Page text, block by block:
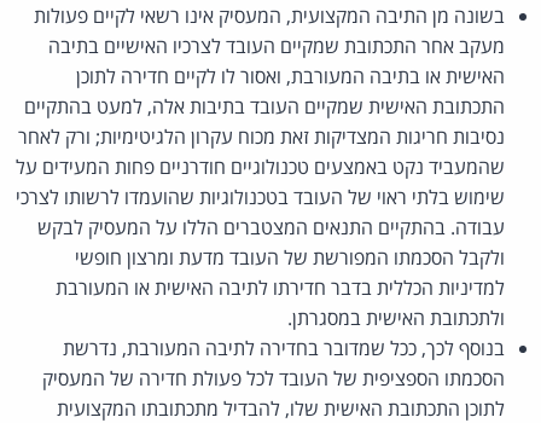
בשונה מן התיבה המקצועית, המעסיק אינו רשאי לקיים פעולות
מעקב אחר התכתובת שמקיים העובד לצרכיו האישיים בתיבה
האישית או בתיבה המעורבת, ואסור לו לקיים חדירה לתוכן
התכתובת האישית שמקיים העובד בתיבות אלה, למעט בהתקיים
נסיבות חריגות המצדיקות זאת מכוח עקרון הלגיטימיות; ורק לאחר
שהמעביד נקט באמצעים טכנולוגיים חודרניים פחות המעידים על
שימוש בלתי ראוי של העובד בטכנולוגיות שהועמדו לרשותו לצרכי
עבודה. בהתקיים התנאים המצטברים הללו על המעסיק לבקש
ולקבל הסכמתו המפורשת של העובד מדעת ומרצון חופשי
למדיניות הכללית בדבר חדירתו לתיבה האישית או המעורבת
ולתכתובת האישית במסגרתן.
בנוסף לכך, ככל שמדובר בחדירה לתיבה המעורבת, נדרשת
הסכמתו הספציפית של העובד לכל פעולת חדירה של המעסיק
לתוכן התכתובת האישית שלו, להבדיל מתכתובתו המקצועית